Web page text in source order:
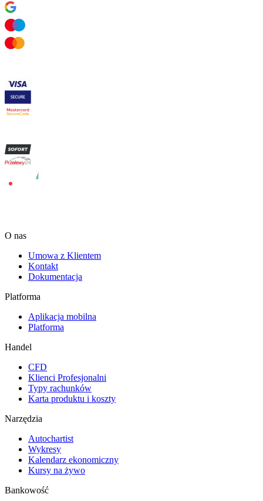
O nas
Umowa z Klientem
Kontakt
Dokumentacja
Platforma
Aplikacja mobilna
Platforma
Handel
CFD
Klienci Profesjonalni
Typy rachunków
Karta produktu i koszty
Narzędzia
Autochartist
Wykresy
Kalendarz ekonomiczny
Kursy na żywo
Bankowość